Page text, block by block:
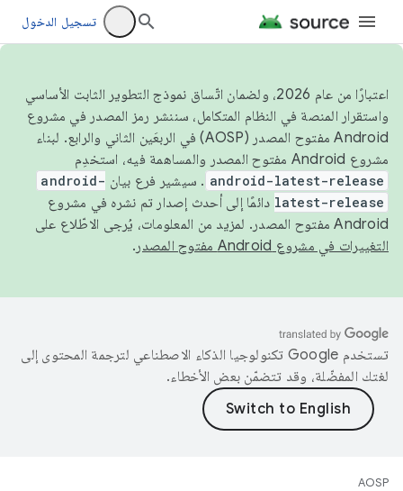
تسجيل الدخول
اعتبارًا من عام 2026، ولضمان اتّساق نموذج التطوير الثابت الأساسي
واستقرار المنصة في النظام المتكامل، سننشر رمز المصدر في مشروع
Android مفتوح المصدر (AOSP) في الربعَين الثاني والرابع. لبناء
مشروع Android مفتوح المصدر والمساهمة فيه، استخدِم
android-latest-release . سيشير فرع بيان android-
latest-release دائمًا إلى أحدث إصدار تم نشره في مشروع
Android مفتوح المصدر. لمزيد من المعلومات، يُرجى الاطّلاع على
التغييرات في مشروع Android مفتوح المصدر
.
تستخدم Google تكنولوجيا الذكاء الاصطناعي لترجمة المحتوى إلى
لغتك المفضّلة، وقد تتضمّن بعض الأخطاء.
AOSP